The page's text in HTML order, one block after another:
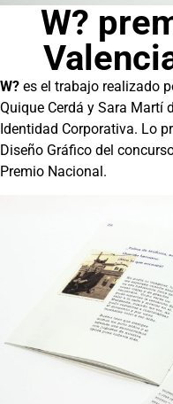
W?
W? es el trabajo realizado
Quique Cerdá y Sara Martí
Identidad Corporativa. Lo
Diseño Gráfico del
Premio Nacional.